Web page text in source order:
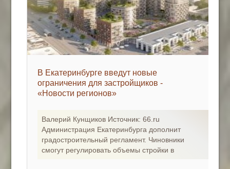
В Екатеринбурге введут новые
ограничения для застройщиков -
«Новости регионов»
Валерий Кунщиков Источник: 66.ru
Администрация Екатеринбурга дополнит
градостроительный регламент. Чиновники
смогут регулировать объемы стройки в